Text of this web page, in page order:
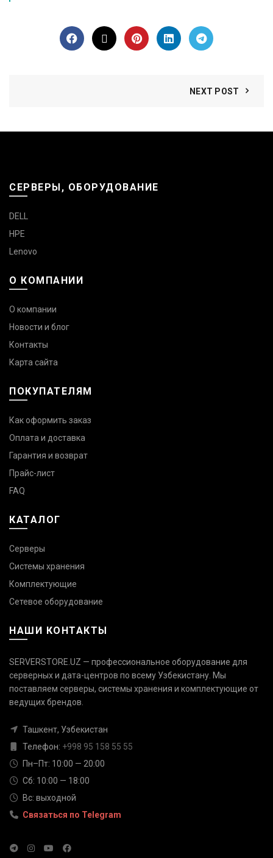
NEXT POST
СЕРВЕРЫ, ОБОРУДОВАНИЕ
DELL
HPE
Lenovo
О КОМПАНИИ
О компании
Новости и блог
Контакты
Карта сайта
ПОКУПАТЕЛЯМ
Как оформить заказ
Оплата и доставка
Гарантия и возврат
Прайс-лист
FAQ
КАТАЛОГ
Серверы
Системы хранения
Комплектующие
Сетевое оборудование
НАШИ КОНТАКТЫ
SERVERSTORE.UZ — профессиональное оборудование для
серверных и дата-центров по всему Узбекистану. Мы
поставляем серверы, системы хранения и комплектующие от
ведущих брендов.
Ташкент, Узбекистан
Телефон: +998 95 158 55 55
Пн–Пт: 10:00 — 20:00
Сб: 10:00 — 18:00
Вс: выходной
Связаться по Telegram
Связаться с нами
Телефон